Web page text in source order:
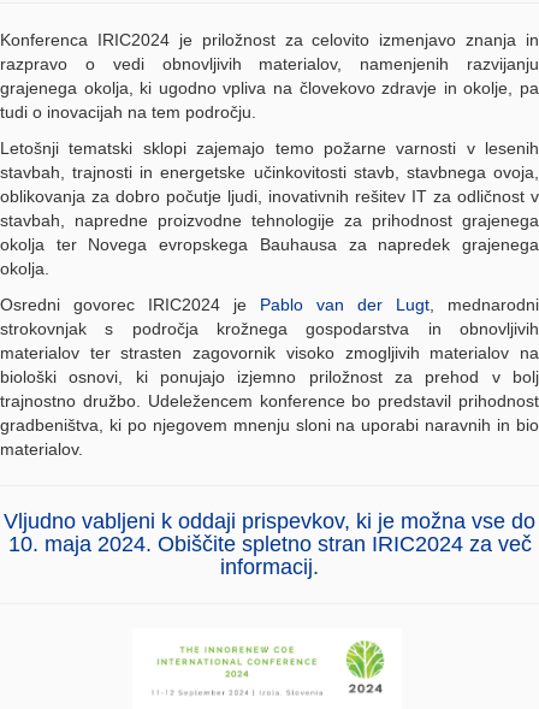
Konferenca IRIC2024 je priložnost za celovito izmenjavo znanja in
razpravo o vedi obnovljivih materialov, namenjenih razvijanju
grajenega okolja, ki ugodno vpliva na človekovo zdravje in okolje, pa
tudi o inovacijah na tem področju.
Letošnji tematski sklopi zajemajo temo požarne varnosti v lesenih
stavbah, trajnosti in energetske učinkovitosti stavb, stavbnega ovoja,
oblikovanja za dobro počutje ljudi, inovativnih rešitev IT za odličnost v
stavbah, napredne proizvodne tehnologije za prihodnost grajenega
okolja ter Novega evropskega Bauhausa za napredek grajenega
okolja.
Osredni govorec IRIC2024 je Pablo van der Lugt , mednarodni
strokovnjak s področja krožnega gospodarstva in obnovljivih
materialov ter strasten zagovornik visoko zmogljivih materialov na
biološki osnovi, ki ponujajo izjemno priložnost za prehod v bolj
trajnostno družbo. Udeležencem konference bo predstavil prihodnost
gradbeništva, ki po njegovem mnenju sloni na uporabi naravnih in bio
materialov.
Vljudno vabljeni k oddaji prispevkov, ki je možna vse do
10. maja 2024. Obiščite spletno stran IRIC2024za več
informacij.